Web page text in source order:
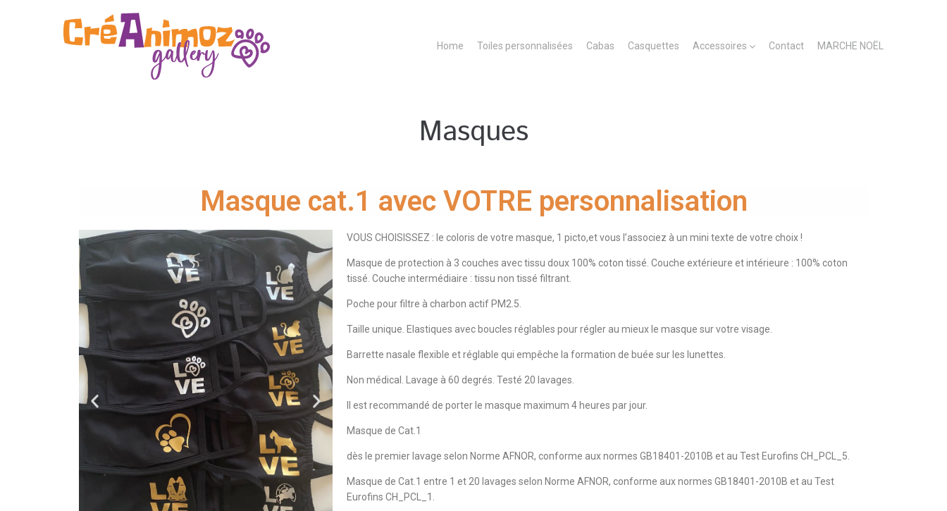
Home Toiles personnalisées Cabas Casquettes Accessoires Contact MARCHE NOËL
Masques
Masque cat.1 avec VOTRE personnalisation
VOUS CHOISISSEZ : le coloris de votre masque, 1 picto,et vous l’associez à un mini texte de votre choix !
Masque de protection à 3 couches avec tissu doux 100% coton tissé. Couche extérieure et intérieure : 100% coton
tissé. Couche intermédiaire : tissu non tissé filtrant.
Poche pour filtre à charbon actif PM2.5.
Taille unique. Elastiques avec boucles réglables pour régler au mieux le masque sur votre visage.
Barrette nasale flexible et réglable qui empêche la formation de buée sur les lunettes.
Non médical. Lavage à 60 degrés. Testé 20 lavages.
Il est recommandé de porter le masque maximum 4 heures par jour.
Masque de Cat.1
dès le premier lavage selon Norme AFNOR, conforme aux normes GB18401-2010B et au Test Eurofins CH_PCL_5.
Masque de Cat.1 entre 1 et 20 lavages selon Norme AFNOR, conforme aux normes GB18401-2010B et au Test
Eurofins CH_PCL_1.